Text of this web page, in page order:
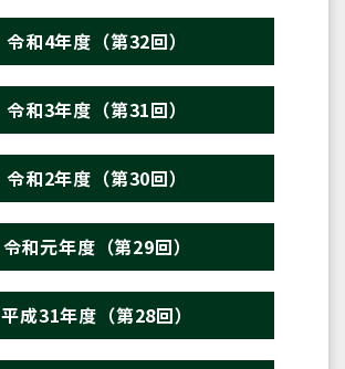
令和4年度（第32回）
令和3年度（第31回）
令和2年度（第30回）
令和元年度（第29回）
平成31年度（第28回）